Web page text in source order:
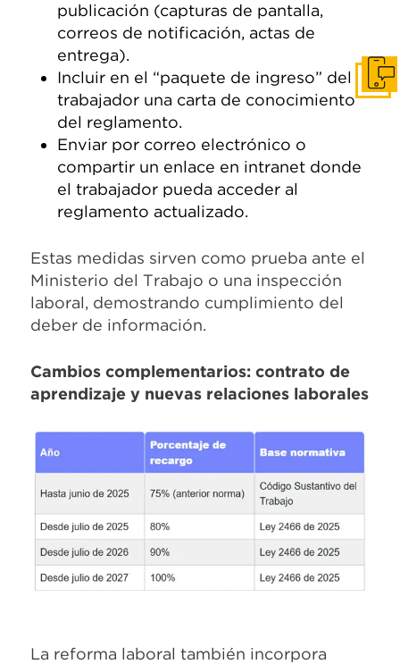
publicación (capturas de pantalla,
correos de notificación, actas de
entrega).
Incluir en el “paquete de ingreso” del
trabajador una carta de conocimiento
del reglamento.
Enviar por correo electrónico o
compartir un enlace en intranet donde
el trabajador pueda acceder al
reglamento actualizado.
Estas medidas sirven como prueba ante el
Ministerio del Trabajo o una inspección
laboral, demostrando cumplimiento del
deber de información.
Cambios complementarios: contrato de
aprendizaje y nuevas relaciones laborales
La reforma laboral también incorpora